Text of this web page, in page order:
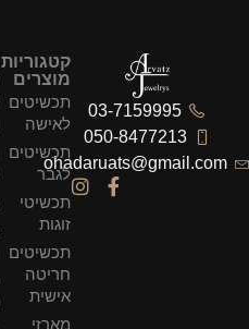
03-7159995
050-8477213
ohadaruats@gmail.com
קטגוריות
מוצרים
תכשיטים
לאישה
תכשיטים
לגבר
תכשיטי
זוגות
תכשיטים
חריטה
אישית
מארזי